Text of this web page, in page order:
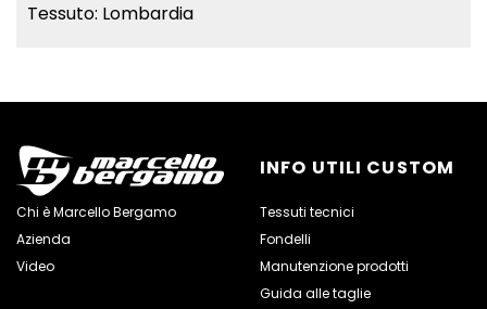
TwitterPlus
Tessuto: Lombardia
Chi è Marcello Bergamo
Azienda
Video
INFO UTILI CUSTOM
Tessuti tecnici
Fondelli
Manutenzione prodotti
Guida alle taglie